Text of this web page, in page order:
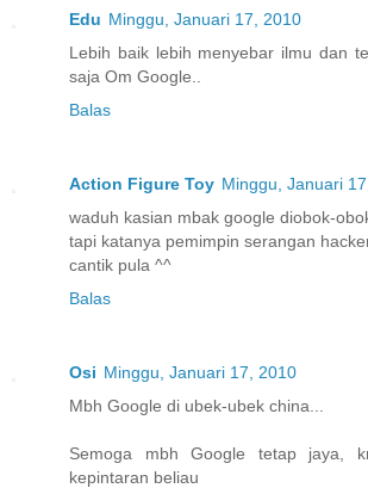
Edu Minggu, Januari 17, 2010
Lebih baik lebih menyebar ilmu dan
saja Om Google..
Balas
Action Figure Toy Minggu, Januari
waduh kasian mbak google diobok-
tapi katanya pemimpin serangan
cantik pula ^^
Balas
Osi Minggu, Januari 17, 2010
Mbh Google di ubek-ubek china...
Semoga mbh Google tetap jaya,
kepintaran beliau